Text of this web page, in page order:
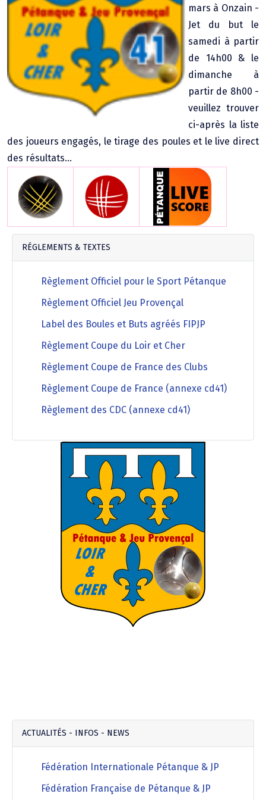
mars à Onzain -
Jet du but le
samedi à partir
de 14h00 & le
dimanche à
partir de 8h00 -
veuillez trouver
ci-après la liste
des joueurs engagés, le tirage des poules et le live direct
des résultats...
RÉGLEMENTS & TEXTES
Règlement Officiel pour le Sport Pétanque
Règlement Officiel Jeu Provençal
Label des Boules et Buts agréés FIPJP
Règlement Coupe du Loir et Cher
Règlement Coupe de France des Clubs
Règlement Coupe de France (annexe cd41)
Règlement des CDC (annexe cd41)
ACTUALITÉS - INFOS - NEWS
Fédération Internationale Pétanque & JP
Fédération Française de Pétanque & JP
Agenda Concours Vétérans
Régionaux & Championnats de France
Résultats & Classement Division 4 B
Résultats & Classement Division 5 A
Championnat Triplettes Mixtes
Championnat Triplettes Vétérans
Palmarès Comité du Loir & Cher
Championnat Individuel Masculin